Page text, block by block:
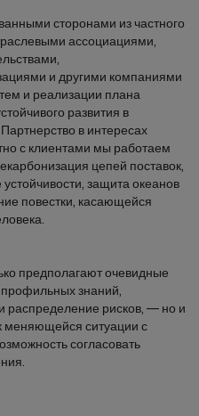
сторонами из частного
ассоциациями,
и другими компаниями
и реализации плана
развития в
в интересах
с клиентами мы работаем
цепей поставок,
защита океанов
повестки, касающейся
предполагают очевидные
знаний,
распределение рисков, — но и
меняющейся ситуации с
согласовать